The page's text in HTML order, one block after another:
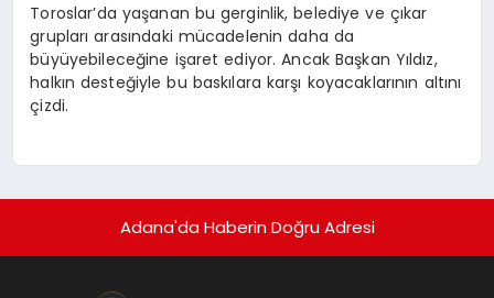
Toroslar’da yaşanan bu gerginlik, belediye ve çıkar
grupları arasındaki mücadelenin daha da
büyüyebileceğine işaret ediyor. Ancak Başkan Yıldız,
halkın desteğiyle bu baskılara karşı koyacaklarının altını
çizdi.
Adana'da Haberin Doğru Adresi